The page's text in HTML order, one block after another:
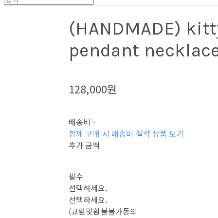
(HANDMADE)
pendant
128,000원
배송비-
함께 구매 시 배송비 절약 상품 보기
추가 금액
필수
선택하세요.
선택하세요.
(교환및환불불가동의